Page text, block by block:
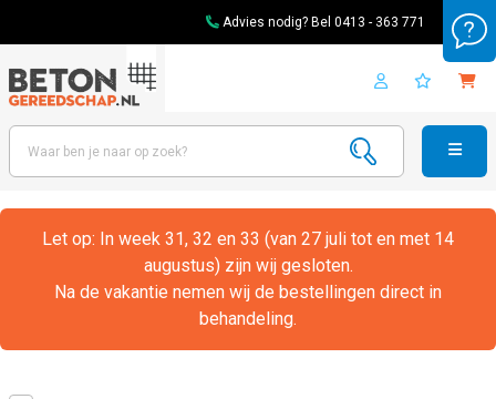
Advies nodig? Bel 0413 - 363 771
Let op: In week 31, 32 en 33 (van 27 juli tot en met 14
augustus) zijn wij gesloten.
Na de vakantie nemen wij de bestellingen direct in
behandeling.